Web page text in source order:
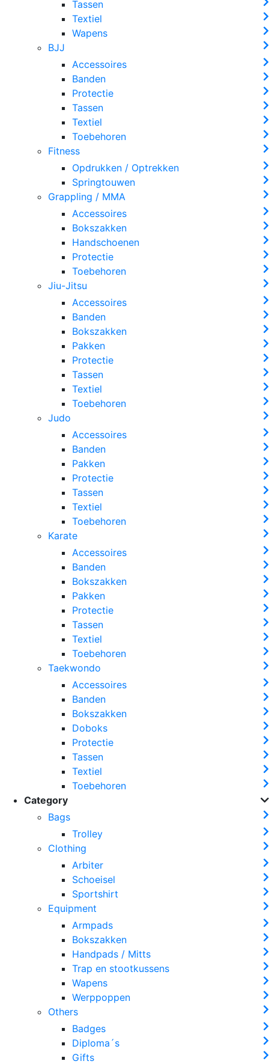
Tassen
Textiel
Wapens
BJJ
Accessoires
Banden
Protectie
Tassen
Textiel
Toebehoren
Fitness
Opdrukken / Optrekken
Springtouwen
Grappling / MMA
Accessoires
Bokszakken
Handschoenen
Protectie
Toebehoren
Jiu-Jitsu
Accessoires
Banden
Bokszakken
Pakken
Protectie
Tassen
Textiel
Toebehoren
Judo
Accessoires
Banden
Pakken
Protectie
Tassen
Textiel
Toebehoren
Karate
Accessoires
Banden
Bokszakken
Pakken
Protectie
Tassen
Textiel
Toebehoren
Taekwondo
Accessoires
Banden
Bokszakken
Doboks
Protectie
Tassen
Textiel
Toebehoren
Category
Bags
Trolley
Clothing
Arbiter
Schoeisel
Sportshirt
Equipment
Armpads
Bokszakken
Handpads / Mitts
Trap en stootkussens
Wapens
Werppoppen
Others
Badges
Diploma´s
Gifts